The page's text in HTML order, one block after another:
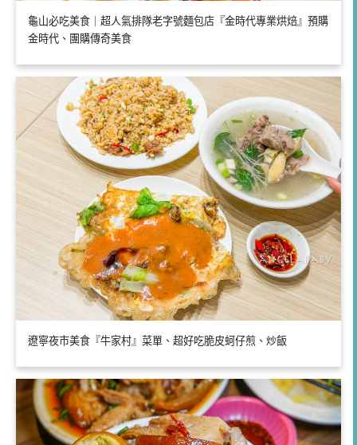
龜山必吃美食｜超人氣排隊老字號麵包店『金時代專業烘焙』預購
金時代、團購傳奇美食
遼寧夜市美食『牛家村』菜單、超好吃脆皮蚵仔煎、炒飯